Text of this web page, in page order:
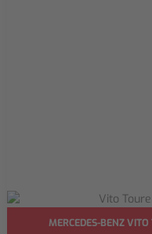
MERCEDES-BENZ